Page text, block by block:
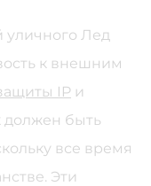
уличного Лед
к внешним
IP и
должен быть
все время
Эти